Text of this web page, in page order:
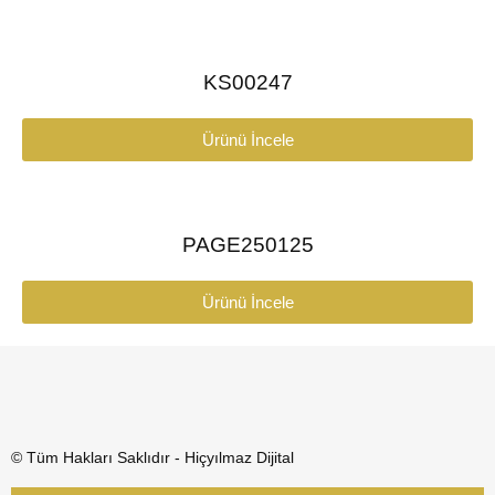
KS00247
Ürünü İncele
PAGE250125
Ürünü İncele
© Tüm Hakları Saklıdır - Hiçyılmaz Dijital